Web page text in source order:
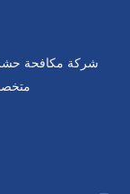
شركة مكافحة